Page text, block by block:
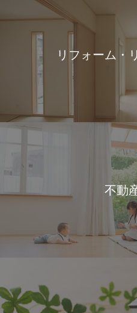
リフォーム・
不動